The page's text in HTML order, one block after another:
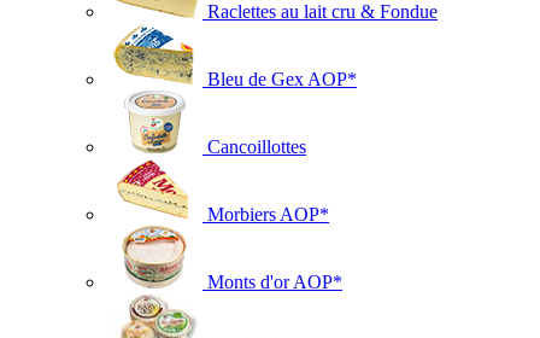
Raclettes au lait cru & Fondue
Bleu de Gex AOP*
Cancoillottes
Morbiers AOP*
Monts d'or AOP*